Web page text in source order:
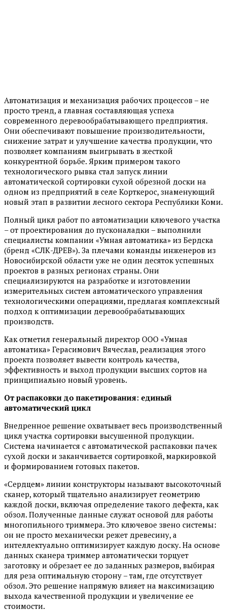
Автоматизация и механизация рабочих процессов – не
просто тренд, а главная составляющая успеха
современного деревообрабатывающего предприятия.
Они обеспечивают повышение производительности,
снижение затрат и улучшение качества продукции, что
позволяет компаниям выигрывать в жесткой
конкурентной борьбе. Ярким примером такого
технологического рывка стал запуск линии
автоматической сортировки сухой обрезной доски на
одном из предприятий в селе Корткерос, знаменующий
новый этап в развитии лесного сектора Республики Коми.
Полный цикл работ по автоматизации ключевого участка
– от проектирования до пусконаладки – выполнили
специалисты компании «Умная автоматика» из Бердска
(бренд «СЛК-ДРЕВ»). За плечами команды инженеров из
Новосибирской области уже не один десяток успешных
проектов в разных регионах страны. Они
специализируются на разработке и изготовлении
измерительных систем автоматического управления
технологическими операциями, предлагая комплексный
подход к оптимизации деревообрабатывающих
производств.
Как отметил генеральный директор ООО «Умная
автоматика» Герасимович Вячеслав, реализация этого
проекта позволяет вывести контроль качества,
эффективность и выход продукции высших сортов на
принципиально новый уровень.
От распаковки до пакетирования: единый
автоматический цикл
Внедренное решение охватывает весь производственный
цикл участка сортировки высушенной продукции.
Система начинается с автоматической распаковки пачек
сухой доски и заканчивается сортировкой, маркировкой
и формированием готовых пакетов.
«Сердцем» линии конструкторы называют высокоточный
сканер, который тщательно анализирует геометрию
каждой доски, включая определение такого дефекта, как
обзол. Полученные данные служат основой для работы
многопильного триммера. Это ключевое звено системы:
он не просто механически режет древесину, а
интеллектуально оптимизирует каждую доску. На основе
данных сканера триммер автоматически торцует
заготовку и обрезает ее до заданных размеров, выбирая
для реза оптимальную сторону – там, где отсутствует
обзол. Это решение напрямую влияет на максимизацию
выхода качественной продукции и увеличение ее
стоимости.